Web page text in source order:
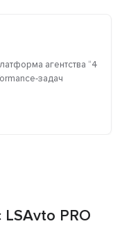
агентства “4
задач
PRO